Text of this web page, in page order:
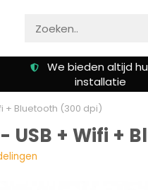
We bieden altijd
installatie
+ Bluetooth (300 dpi)
- USB + Wifi +